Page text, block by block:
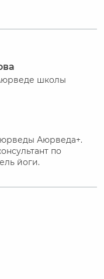
школы
Аюрведа+.
по
йоги.